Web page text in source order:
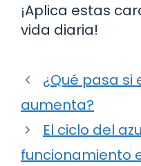
¡Aplica estas
vida diaria!
¿Qué pasa si
aumenta?
El ciclo del
funcionamiento